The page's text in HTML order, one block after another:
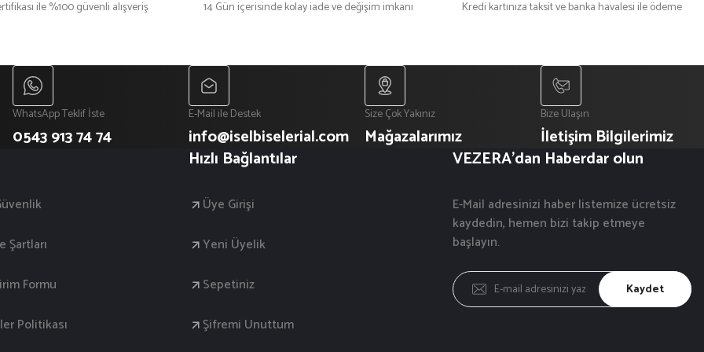
ile %100 güvenli alışveriş 14 Gün içerisinde kolay iade ve değişim imkanı Kredi kartınıza taksit ve banka havalesi ile ödeme
WhatsApp Teklif İste
0543 913 74 74
E-Mail ile Destek
info@iselbiselerial.com
Size Çok Yakınız
Mağazalarımız
Bize Ulaşın
İletişim Bilgilerimiz
Şartları
Formu
Politikası
Hızlı Bağlantılar
Üye Girişi
Yeni Üyelik
Sepetiniz
Şifremi Unuttum
VEZERA'dan Haberdar olun
E-Mail adresinizi haber listemize ücretsiz
kaydedin, hemen bizi takip etmeye
başlayın.
Kaydet